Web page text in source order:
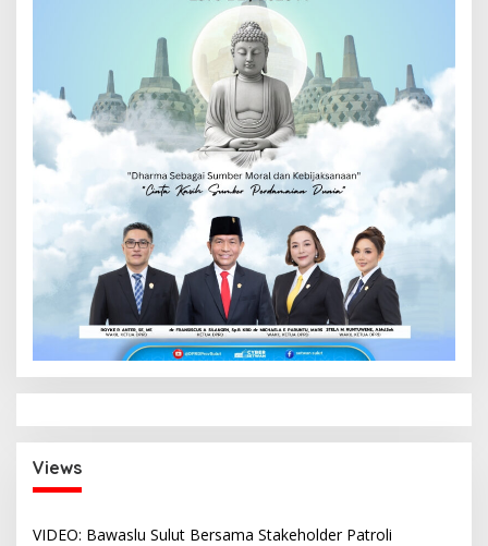
Views
VIDEO: Bawaslu Sulut Bersama Stakeholder Patroli